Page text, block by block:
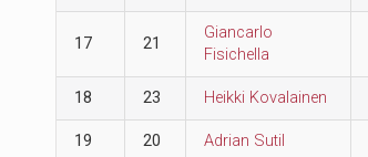
17 21
Giancarlo
Fisichella
18 23 Heikki Kovalainen
19 20 Adrian Sutil